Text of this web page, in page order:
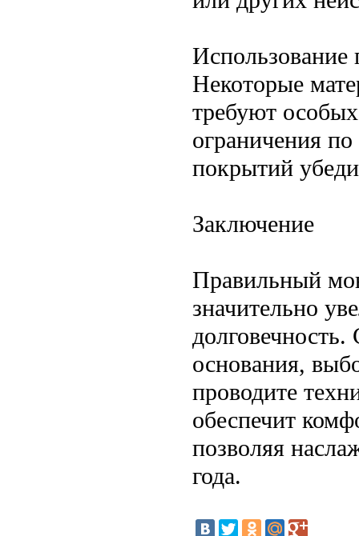
Некоторые
требуют
ограничения
покрытий
Заключение
Правильный
значительно
основания,
проводите
обеспечит
позволяя
года.